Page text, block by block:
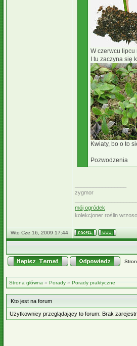
W czerwcu
I tu zaczyna
Kwiaty, bo o to
Pozwodzenia
zygmor
mój ogródek
kolekcjoner roślin
Wto Cze 16, 2009 17:44
Strona główna » Porady » Porady praktyczne
Kto jest na forum
Użytkownicy przeglądający to forum: Brak